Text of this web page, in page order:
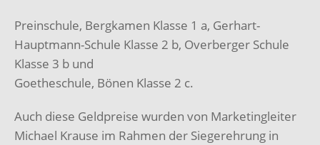
Preinschule, Bergkamen Klasse 1 a, Gerhart-
Hauptmann-Schule Klasse 2 b, Overberger Schule
Klasse 3 b und
Goetheschule, Bönen Klasse 2 c.
Auch diese Geldpreise wurden von Marketingleiter
Michael Krause im Rahmen der Siegerehrung in